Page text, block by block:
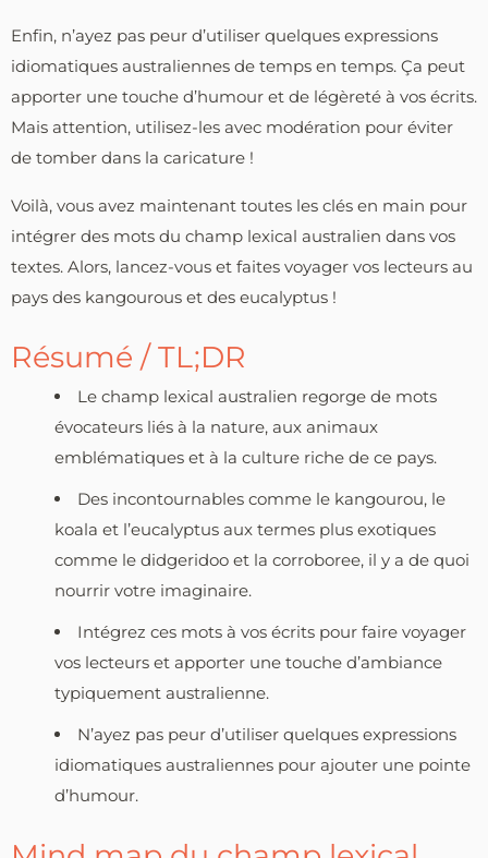
Enfin, n’ayez pas peur d’utiliser quelques expressions
idiomatiques australiennes de temps en temps. Ça peut
apporter une touche d’humour et de légèreté à vos écrits.
Mais attention, utilisez-les avec modération pour éviter
de tomber dans la caricature !
Voilà, vous avez maintenant toutes les clés en main pour
intégrer des mots du champ lexical australien dans vos
textes. Alors, lancez-vous et faites voyager vos lecteurs au
pays des kangourous et des eucalyptus !
Résumé / TL;DR
Le champ lexical australien regorge de mots
évocateurs liés à la nature, aux animaux
emblématiques et à la culture riche de ce pays.
Des incontournables comme le kangourou, le
koala et l’eucalyptus aux termes plus exotiques
comme le didgeridoo et la corroboree, il y a de quoi
nourrir votre imaginaire.
Intégrez ces mots à vos écrits pour faire voyager
vos lecteurs et apporter une touche d’ambiance
typiquement australienne.
N’ayez pas peur d’utiliser quelques expressions
idiomatiques australiennes pour ajouter une pointe
d’humour.